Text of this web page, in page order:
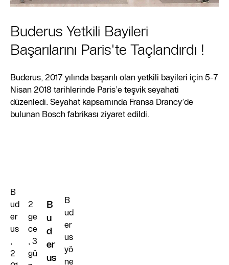
Buderus Yetkili Bayileri
Başarılarını Paris'te Taçlandırdı !
Buderus, 2017 yılında başarılı olan yetkili bayileri için 5-7
Nisan 2018 tarihlerinde Paris’e teşvik seyahati
düzenledi. Seyahat kapsamında Fransa Drancy’de
bulunan Bosch fabrikası ziyaret edildi.
B
ud
er
us
,
2
2
ge
ce
, 3
gü
B
u
d
er
us
B
ud
er
us
yö
ne